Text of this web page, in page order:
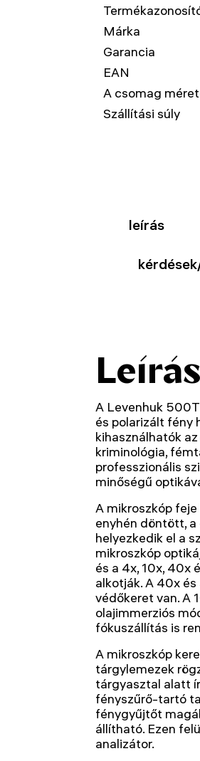
Márka
Garancia
EAN
A csomag
Szállítási súly
leírás
Leírás
A Levenhuk
és polarizált fény
kihasználhatók
kriminológia,
professzionális
minőségű
A mikroszkóp
enyhén döntött,
helyezkedik el a
mikroszkóp
és a 4x, 10x, 40x
alkotják. A 40x
védőkeret van. A
olajimmerziós
fókuszállítás is
A mikroszkóp
tárgylemezek
tárgyasztal alatt
fényszűrő-tartó
fénygyűjtőt
állítható. Ezen
analizátor.